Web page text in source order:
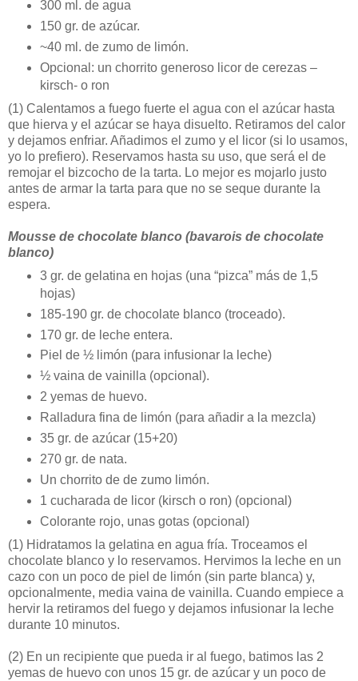
300 ml. de agua
150 gr. de azúcar.
~40 ml. de zumo de limón.
Opcional: un chorrito generoso licor de cerezas –
kirsch- o ron
(1) Calentamos a fuego fuerte el agua con el azúcar hasta
que hierva y el azúcar se haya disuelto. Retiramos del calor
y dejamos enfriar. Añadimos el zumo y el licor (si lo usamos,
yo lo prefiero). Reservamos hasta su uso, que será el de
remojar el bizcocho de la tarta. Lo mejor es mojarlo justo
antes de armar la tarta para que no se seque durante la
espera.
Mousse de chocolate blanco (bavarois de chocolate
blanco)
3 gr. de gelatina en hojas (una “pizca” más de 1,5
hojas)
185-190 gr. de chocolate blanco (troceado).
170 gr. de leche entera.
Piel de ½ limón (para infusionar la leche)
½ vaina de vainilla (opcional).
2 yemas de huevo.
Ralladura fina de limón (para añadir a la mezcla)
35 gr. de azúcar (15+20)
270 gr. de nata.
Un chorrito de de zumo limón.
1 cucharada de licor (kirsch o ron) (opcional)
Colorante rojo, unas gotas (opcional)
(1) Hidratamos la gelatina en agua fría. Troceamos el
chocolate blanco y lo reservamos. Hervimos la leche en un
cazo con un poco de piel de limón (sin parte blanca) y,
opcionalmente, media vaina de vainilla. Cuando empiece a
hervir la retiramos del fuego y dejamos infusionar la leche
durante 10 minutos.
(2) En un recipiente que pueda ir al fuego, batimos las 2
yemas de huevo con unos 15 gr. de azúcar y un poco de